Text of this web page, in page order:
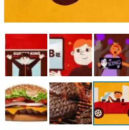
カテゴリ
マンガ
女性向け
アプリレビュー
その他